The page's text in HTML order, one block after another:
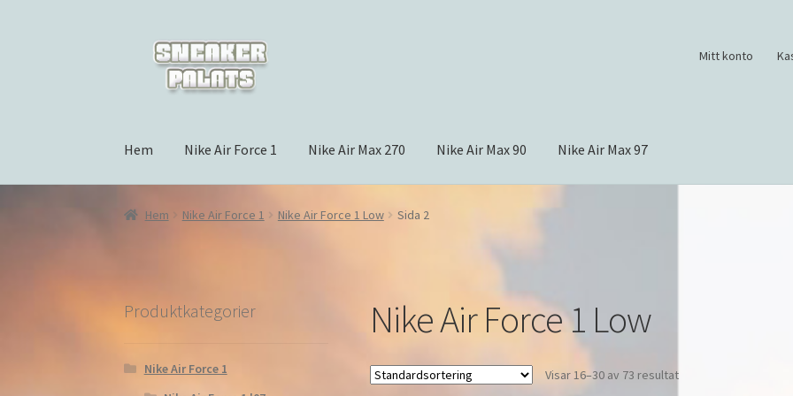
Hoppa
navigering
Hoppa
innehåll
Mitt konto
Hem Nike Air Force 1 Nike Air Max 270 Nike Air Max 90 Nike Air Max 97
Hem Nike Air Force 1 Nike Air Force 1 Low Sida 2
Nike Air Force 1 Low
Visar 16–30 av 73 resultat
Produktkategorier
Nike Air Force 1